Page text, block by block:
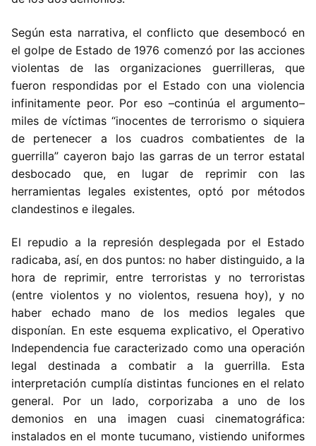
Según esta narrativa, el conflicto que desembocó en
el golpe de Estado de 1976 comenzó por las acciones
violentas de las organizaciones guerrilleras, que
fueron respondidas por el Estado con una violencia
infinitamente peor. Por eso –continúa el argumento–
miles de víctimas “inocentes de terrorismo o siquiera
de pertenecer a los cuadros combatientes de la
guerrilla” cayeron bajo las garras de un terror estatal
desbocado que, en lugar de reprimir con las
herramientas legales existentes, optó por métodos
clandestinos e ilegales.
El repudio a la represión desplegada por el Estado
radicaba, así, en dos puntos: no haber distinguido, a la
hora de reprimir, entre terroristas y no terroristas
(entre violentos y no violentos, resuena hoy), y no
haber echado mano de los medios legales que
disponían. En este esquema explicativo, el Operativo
Independencia fue caracterizado como una operación
legal destinada a combatir a la guerrilla. Esta
interpretación cumplía distintas funciones en el relato
general. Por un lado, corporizaba a uno de los
demonios en una imagen cuasi cinematográfica:
instalados en el monte tucumano, vistiendo uniformes